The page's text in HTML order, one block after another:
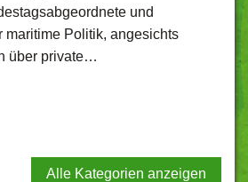
und
maritime Politik, angesichts
über private…
Alle Kategorien anzeigen